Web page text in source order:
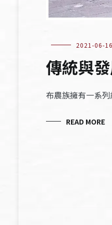
2021-06-16
傳統與
布農族擁有一系
READ MORE